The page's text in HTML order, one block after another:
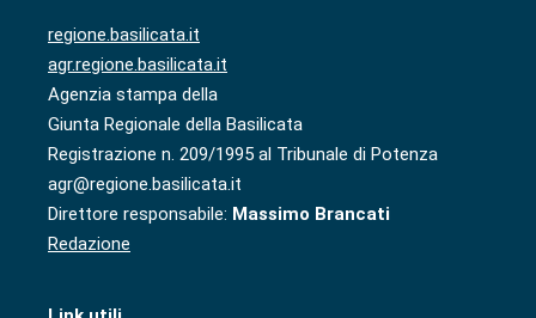
regione.basilicata.it
agr.regione.basilicata.it
Agenzia stampa della
Giunta Regionale della Basilicata
Registrazione n. 209/1995 al Tribunale di Potenza
agr@regione.basilicata.it
Direttore responsabile: Massimo Brancati
Redazione